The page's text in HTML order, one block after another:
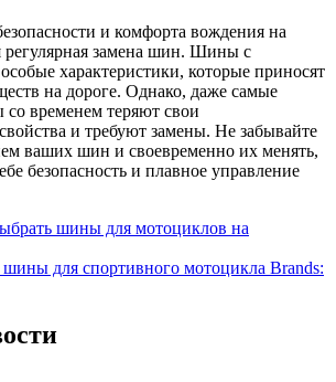
и комфорта вождения на
регулярная замена шин. Шины с
характеристики, которые приносят
на дороге. Однако, даже самые
временем теряют свои
и требуют замены. Не забывайте
ваших шин и своевременно их менять,
безопасность и плавное управление
шины для мотоциклов на
для спортивного мотоцикла Brands: